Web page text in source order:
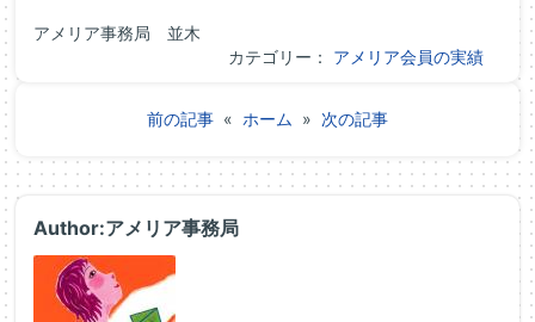
アメリア事務局 並木
カテゴリー： アメリア会員の実績
前の記事 « ホーム » 次の記事
Author:アメリア事務局